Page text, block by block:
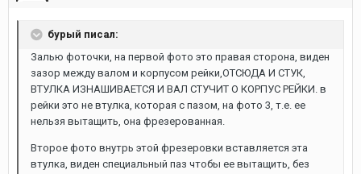
бурый писал:
Залью фоточки, на первой фото это правая сторона, виден
зазор между валом и корпусом рейки,ОТСЮДА И СТУК,
ВТУЛКА ИЗНАШИВАЕТСЯ И ВАЛ СТУЧИТ О КОРПУС РЕЙКИ. в
рейки это не втулка, которая с пазом, на фото 3, т.е. ее
нельзя вытащить, она фрезерованная.
Второе фото внутрь этой фрезеровки вставляется эта
втулка, виден специальный паз чтобы ее вытащить, без